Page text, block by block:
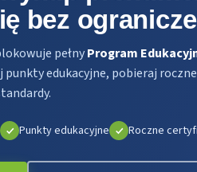
bez
pełnyProgram
punkty edukacyjne, pobieraj
Punkty edukacyjne Roczne